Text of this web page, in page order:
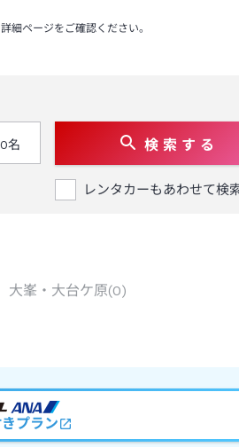
細ページをご確認ください。
検 索 す る
レンタカーもあわせて検
大峯・大台ケ原(0)
プラン